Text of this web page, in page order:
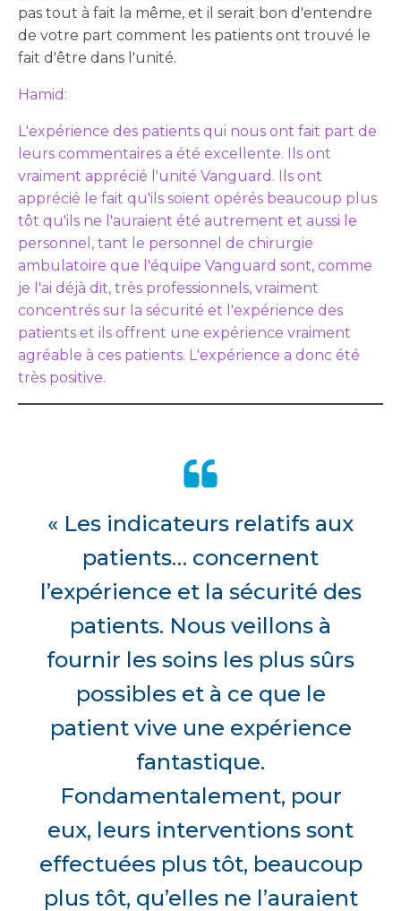
pas tout à fait la même, et il serait bon d'entendre
de votre part comment les patients ont trouvé le
fait d'être dans l'unité.
Hamid:
L'expérience des patients qui nous ont fait part de
leurs commentaires a été excellente. Ils ont
vraiment apprécié l'unité Vanguard. Ils ont
apprécié le fait qu'ils soient opérés beaucoup plus
tôt qu'ils ne l'auraient été autrement et aussi le
personnel, tant le personnel de chirurgie
ambulatoire que l'équipe Vanguard sont, comme
je l'ai déjà dit, très professionnels, vraiment
concentrés sur la sécurité et l'expérience des
patients et ils offrent une expérience vraiment
agréable à ces patients. L'expérience a donc été
très positive.
« Les indicateurs relatifs aux
patients… concernent
l’expérience et la sécurité des
patients. Nous veillons à
fournir les soins les plus sûrs
possibles et à ce que le
patient vive une expérience
fantastique.
Fondamentalement, pour
eux, leurs interventions sont
effectuées plus tôt, beaucoup
plus tôt, qu’elles ne l’auraient